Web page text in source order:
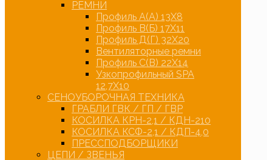
РЕМНИ
Профиль А(А) 13Х8
Профиль В(Б) 17Х11
Профиль Д(Г) 32Х20
Вентиляторные ремни
Профиль С(В) 22Х14
Узкопрофильный SPA
12,7Х10
СЕНОУБОРОЧНАЯ ТЕХНИКА
ГРАБЛИ ГВК / ГП / ГВР
КОСИЛКА КРН-2,1 / КДН-210
КОСИЛКА КСФ-2,1 / КДП-4,0
ПРЕССПОДБОРЩИКИ
ЦЕПИ / ЗВЕНЬЯ